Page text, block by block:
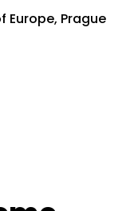
Europe, Prague